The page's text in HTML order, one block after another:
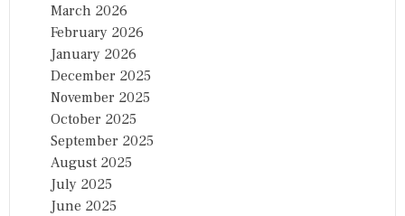
March 2026
February 2026
January 2026
December 2025
November 2025
October 2025
September 2025
August 2025
July 2025
June 2025